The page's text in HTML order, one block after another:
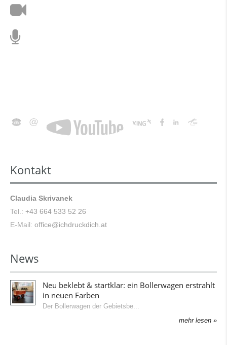
Film
&
Kontakt
Claudia Skrivanek
Tel.: +43 664 533 52 26
E-Mail: office@ichdruckdich.at
News
Neu beklebt & startklar: ein Bollerwagen erstrahlt
in neuen Farben
Der Bollerwagen der Gebietsbe
mehr lesen »